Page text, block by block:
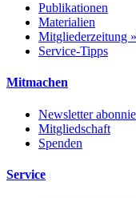
Publikationen
Materialien
Mitgliederzeitung
Service-Tipps
Mitmachen
Newsletter
Mitgliedschaft
Spenden
Service